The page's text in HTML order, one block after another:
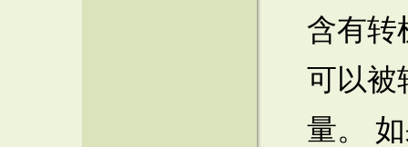
含有转
可以被
量。